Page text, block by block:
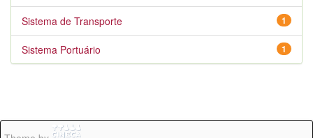
1
Sistema de Transporte
1
Sistema Portuário